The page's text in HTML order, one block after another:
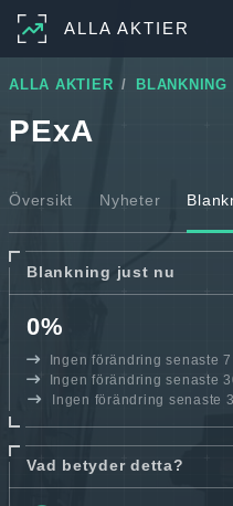
ALLA AKTIER
ALLA AKTIER BLANKNING
PExA
Översikt Nyheter
Blankning just nu
0%
Ingen förändring senaste
Ingen förändring senaste
Ingen förändring senaste
Vad betyder detta?